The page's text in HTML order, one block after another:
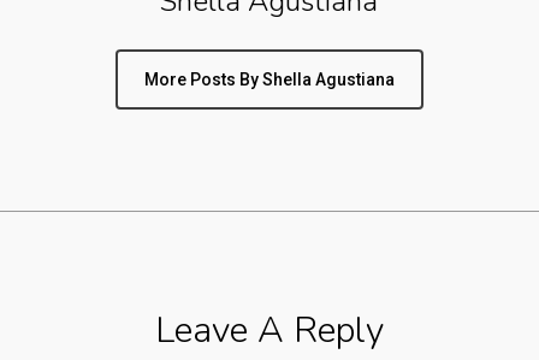
More Posts By Shella Agustiana
Leave A Reply